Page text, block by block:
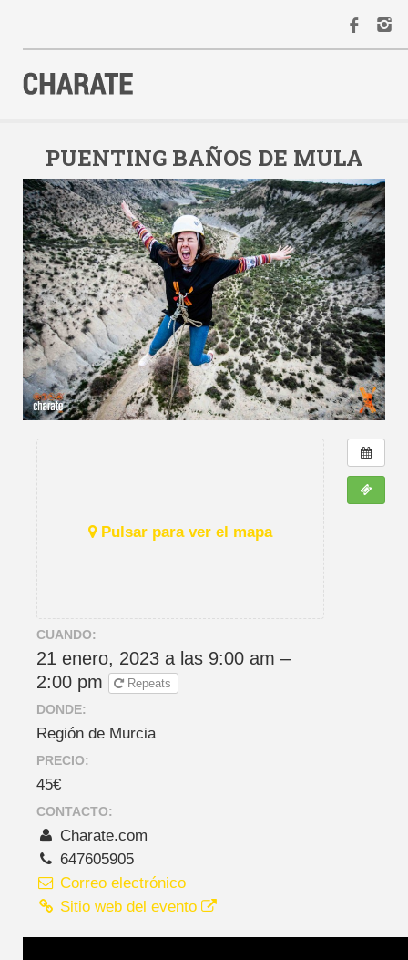
AGENDA
ACTIVIDADES
ALQUILER
EQUIPO
CONTACTO
PUENTING BAÑOS DE MULA
Pulsar para ver el mapa
CUANDO:
21 enero, 2023 a las 9:00 am –
2:00 pm
Repeats
DONDE:
Región de Murcia
PRECIO:
45€
CONTACTO:
Charate.com
647605905
Correo electrónico
Sitio web del evento